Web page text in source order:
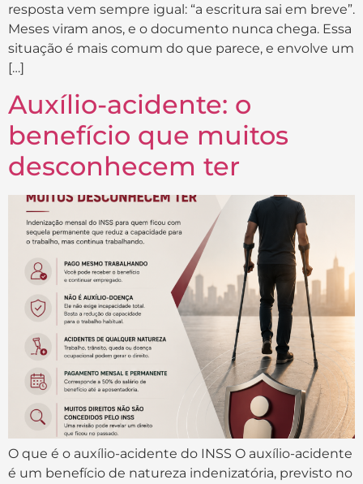
resposta vem sempre igual: “a escritura sai em breve”.
Meses viram anos, e o documento nunca chega. Essa
situação é mais comum do que parece, e envolve um
[…]
Auxílio-acidente: o
benefício que muitos
desconhecem ter
O que é o auxílio-acidente do INSS O auxílio-acidente
é um benefício de natureza indenizatória, previsto no